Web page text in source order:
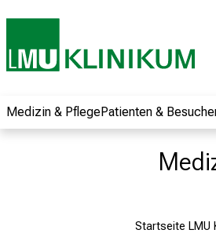
Medizin & PflegePatienten &
Startseite LMU
Informationen zu
Jobs, Ausbildungen
Weiterbildungen.
Kommen Sie